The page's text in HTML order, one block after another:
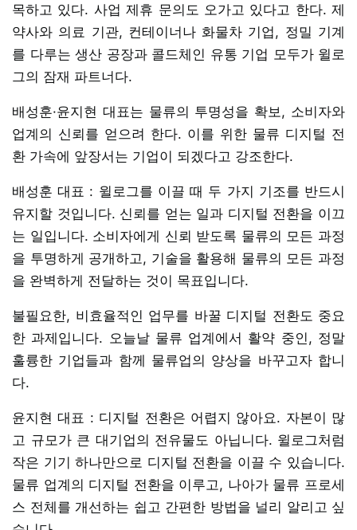
목하고 있다. 사업 제휴 문의도 오가고 있다고 한다. 제
약사와 의료 기관, 컨테이너나 화물차 기업, 정밀 기계
를 다루는 생산 공장과 콜드체인 유통 기업 모두가 윌로
그의 잠재 파트너다.
배성훈·윤지현 대표는 물류의 투명성을 확보, 소비자와
업계의 신뢰를 얻으려 한다. 이를 위한 물류 디지털 전
환 가속에 앞장서는 기업이 되겠다고 강조한다.
배성훈 대표 : 윌로그를 이끌 때 두 가지 기조를 반드시
유지할 것입니다. 신뢰를 얻는 일과 디지털 전환을 이끄
는 일입니다. 소비자에게 신뢰 받도록 물류의 모든 과정
을 투명하게 공개하고, 기술을 활용해 물류의 모든 과정
을 완벽하게 전달하는 것이 목표입니다.
불필요한, 비효율적인 업무를 바꿀 디지털 전환도 중요
한 과제입니다. 오늘날 물류 업계에서 활약 중인, 정말
훌륭한 기업들과 함께 물류업의 양상을 바꾸고자 합니
다.
윤지현 대표 : 디지털 전환은 어렵지 않아요. 자본이 많
고 규모가 큰 대기업의 전유물도 아닙니다. 윌로그처럼
작은 기기 하나만으로 디지털 전환을 이끌 수 있습니다.
물류 업계의 디지털 전환을 이루고, 나아가 물류 프로세
스 전체를 개선하는 쉽고 간편한 방법을 널리 알리고 싶